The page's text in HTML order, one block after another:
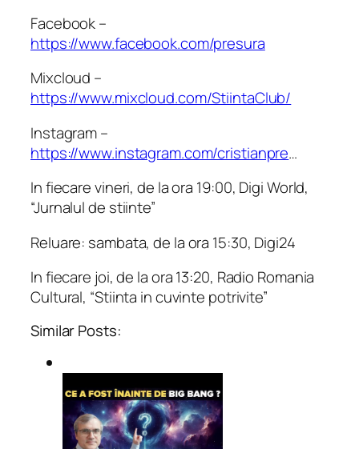
Facebook –
https://www.facebook.com/presura
Mixcloud –
https://www.mixcloud.com/StiintaClub/
Instagram –
https://www.instagram.com/cristianpre…
In fiecare vineri, de la ora 19:00, Digi World,
“Jurnalul de stiinte”
Reluare: sambata, de la ora 15:30, Digi24
In fiecare joi, de la ora 13:20, Radio Romania
Cultural, “Stiinta in cuvinte potrivite”
Similar Posts: